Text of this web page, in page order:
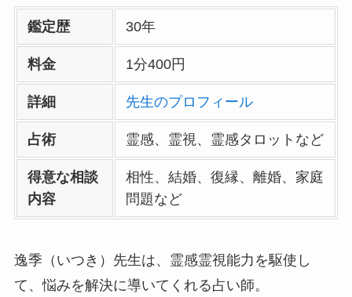
鑑定歴 30年
料金 1分400円
詳細 先生のプロフィール
占術 霊感、霊視、霊感タロットなど
得意な相談
内容
相性、結婚、復縁、離婚、家庭
問題など
逸季（いつき）先生は、霊感霊視能力を駆使し
て、悩みを解決に導いてくれる占い師。